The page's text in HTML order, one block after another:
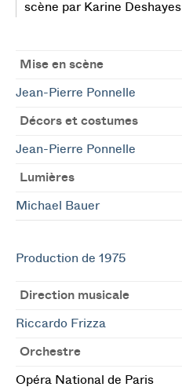
scène par Karine Deshayes
Mise en scène
Jean-Pierre Ponnelle
Décors et costumes
Jean-Pierre Ponnelle
Lumières
Michael Bauer
Production de 1975
Direction musicale
Riccardo Frizza
Orchestre
Opéra National de Paris